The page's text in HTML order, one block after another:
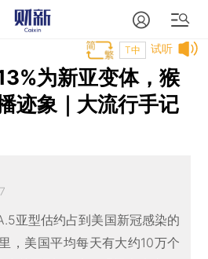
试听
T中
为新亚变体，猴
迹象｜大流行手记
亚型估约占到美国新冠感染的
，美国平均每天有大约10万个